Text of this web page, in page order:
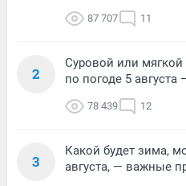
87 707 11
2
Суровой или
по погоде 5
78 439 12
3
Какой будет зима,
августа, — важные